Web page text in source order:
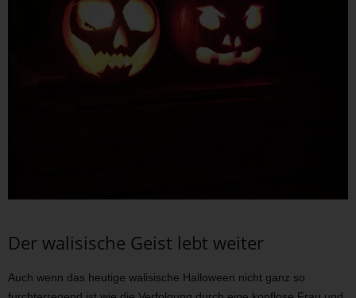
Der walisische Geist lebt weiter
Auch wenn das heutige walisische Halloween nicht ganz so